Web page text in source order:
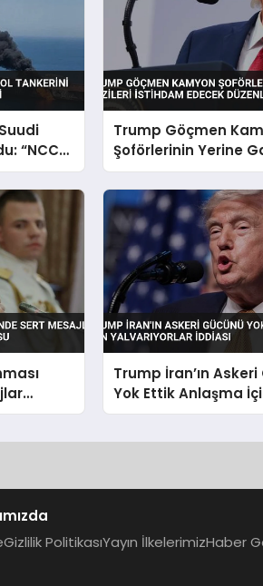
“NCC
Trump Göçmen
Şoförlerinin Yerine
İstihdam Edecek
Duyurdu
Trump İran’ın
Yok Ettik Anlaşma
Yalvarıyorlar İddiası
Gizlilik PolitikasıYayın İlkelerimizHaber